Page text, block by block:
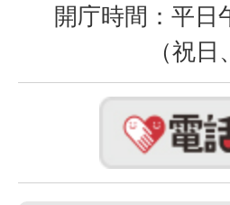
開庁時間： 平日
（祝